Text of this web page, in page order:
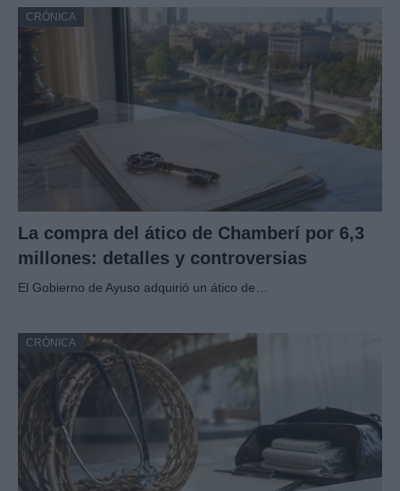
CRÓNICA
La compra del ático de Chamberí por 6,3
millones: detalles y controversias
El Gobierno de Ayuso adquirió un ático de…
CRÓNICA